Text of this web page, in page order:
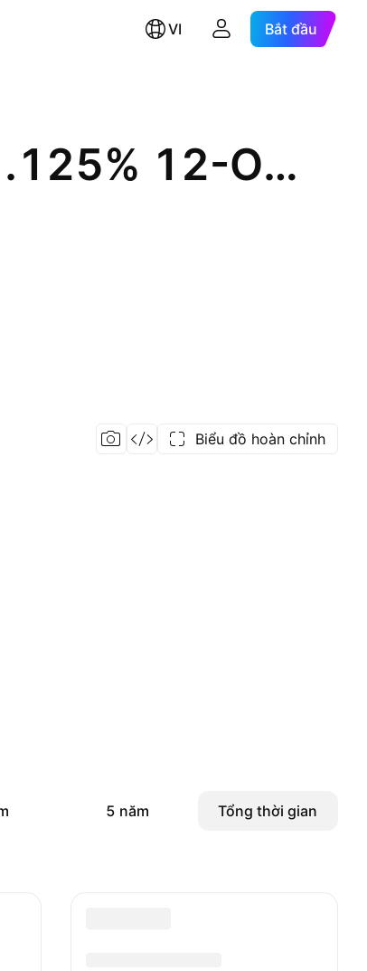
VI Bắt đầu
Lunar Funding V Plc for Swisscom AG 1.125% 12-OCT-2026
Biểu đồ hoàn chỉnh
5 năm Tổng thời gian